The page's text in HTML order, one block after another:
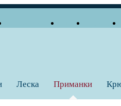
Леска Приманки